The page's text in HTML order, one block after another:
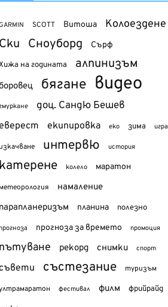
SCOTT Витоша Колоездене
Сноуборд Сърф
на годината алпинизъм
бягане видео
доц. Сандю Бешев
екипировка еко зима игра
интервю история
колело маратон
намаление
планина полезно
прогноза за времето промоция
рекорд снимки спорт
състезание туризъм
фестивал филм фрийрайд